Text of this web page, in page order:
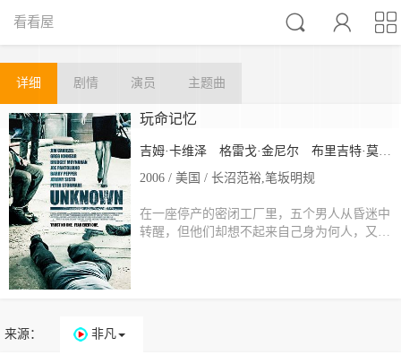



看看屋
详细 剧情 演员 主题曲
玩命记忆
吉姆·卡维泽 格雷戈·金尼尔
布里吉特·莫伊纳汉
2006 / 美国 / 长沼范裕,笔坂明规
在一座停产的密闭工厂里，五个男人从昏迷中
转醒，但他们却想不起来自己身为何人，又…
来源： 非凡